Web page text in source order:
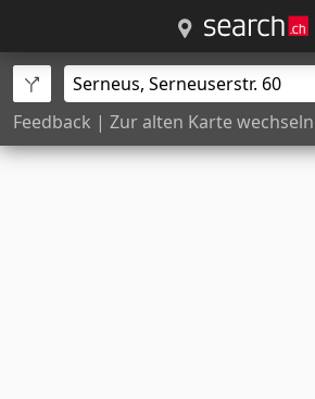
Feedback | Zur alten Karte wechseln